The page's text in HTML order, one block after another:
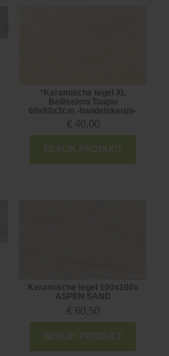
*Keramische tegel XL
Bellissimo Taupio
60x60x3cm -handelskeuze-
€ 40,00
BEKIJK PRODUCT
Keramische tegel 100x100x
ASPEN SAND
€ 60,50
BEKIJK PRODUCT